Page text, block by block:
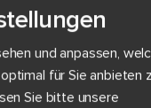
Sie interessiert sind,
Gerne beraten wir
und anpassen,
für Sie anbieten
Sie bitte unsere